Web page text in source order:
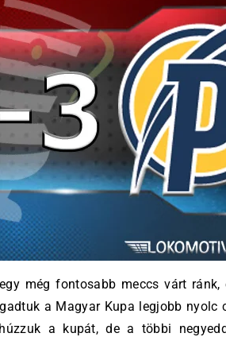
még fontosabb meccs várt ránk,
a Magyar Kupa legjobb nyolc
a kupát, de a többi